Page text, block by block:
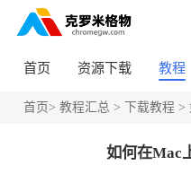
首页 资源下载 教程
首页> 教程汇总 > 下载教程 >
如何在Mac